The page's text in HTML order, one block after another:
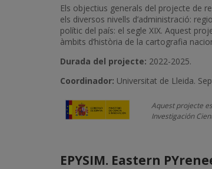
Els objectius generals del projecte de
els diversos nivells d’administració:
polític del país: el segle XIX. Aquest
àmbits d’història de la cartografia
Durada del projecte: 2022-2025.
Coordinador: Universitat de Lleida.
Aquest projecte
Investigación
EPYSIM. Eastern